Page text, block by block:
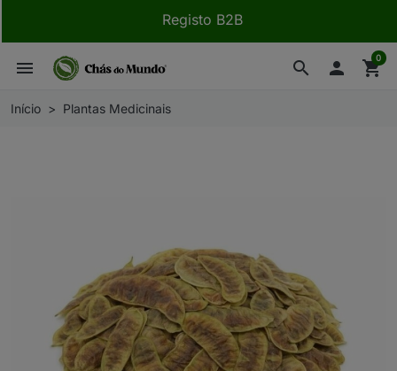
Registo B2B
search
menu  shopping_cart
0
Início Plantas Medicinais